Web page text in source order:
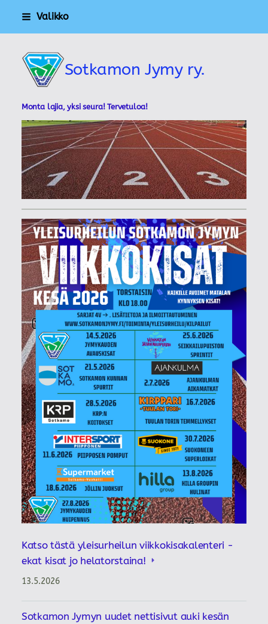
Siirry
Valikko
Sotkamon Jymy ry.
Monta lajia, yksi seura! Tervetuloa!
Katso tästä yleisurheilun viikkokisakalenteri -
ekat kisat jo helatorstaina!
13.5.2026
Sotkamon Jymyn uudet nettisivut auki kesän